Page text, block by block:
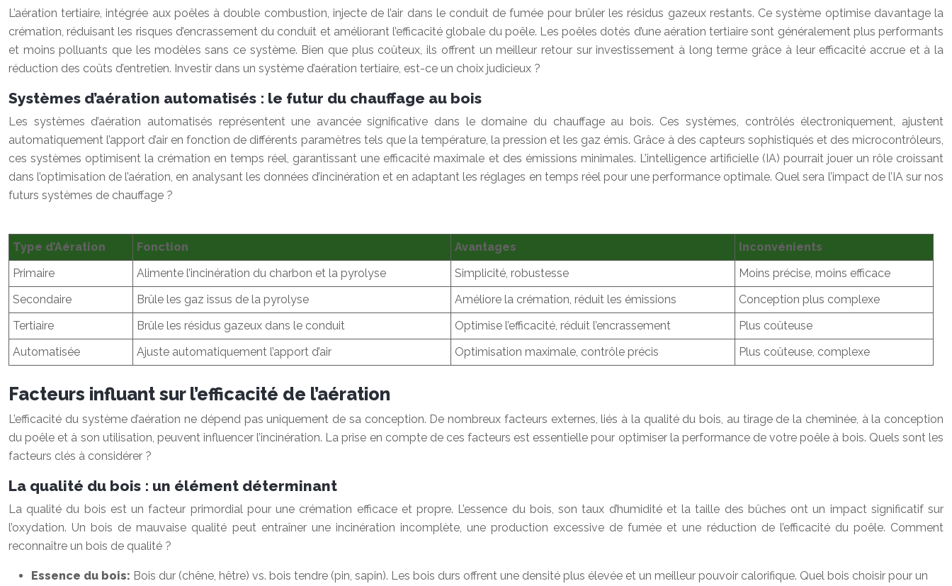
L’aération tertiaire, intégrée aux poêles à double combustion, injecte de l’air dans le conduit de fumée pour brûler les résidus gazeux restants. Ce système optimise davantage la
crémation, réduisant les risques d’encrassement du conduit et améliorant l’efficacité globale du poêle. Les poêles dotés d’une aération tertiaire sont généralement plus performants
et moins polluants que les modèles sans ce système. Bien que plus coûteux, ils offrent un meilleur retour sur investissement à long terme grâce à leur efficacité accrue et à la
réduction des coûts d’entretien. Investir dans un système d’aération tertiaire, est-ce un choix judicieux ?
Systèmes d’aération automatisés : le futur du chauffage au bois
Les systèmes d’aération automatisés représentent une avancée significative dans le domaine du chauffage au bois. Ces systèmes, contrôlés électroniquement, ajustent
automatiquement l’apport d’air en fonction de différents paramètres tels que la température, la pression et les gaz émis. Grâce à des capteurs sophistiqués et des microcontrôleurs,
ces systèmes optimisent la crémation en temps réel, garantissant une efficacité maximale et des émissions minimales. L’intelligence artificielle (IA) pourrait jouer un rôle croissant
dans l’optimisation de l’aération, en analysant les données d’incinération et en adaptant les réglages en temps réel pour une performance optimale. Quel sera l’impact de l’IA sur nos
futurs systèmes de chauffage ?
Type d’Aération Fonction Avantages
Inconvénients
Primaire
Alimente l’incinération du charbon et la pyrolyse Simplicité, robustesse
Moins précise, moins efficace
Secondaire
Brûle les gaz issus de la pyrolyse Améliore la crémation, réduit les émissions
Conception plus complexe
Tertiaire
Brûle les résidus gazeux dans le conduit Optimise l’efficacité, réduit l’encrassement
Plus coûteuse
Automatisée
Ajuste automatiquement l’apport d’air Optimisation maximale, contrôle précis Plus coûteuse, complexe
Facteurs influant sur l’efficacité de l’aération
L’efficacité du système d’aération ne dépend pas uniquement de sa conception. De nombreux facteurs externes, liés à la qualité du bois, au tirage de la cheminée, à la conception
du poêle et à son utilisation, peuvent influencer l’incinération. La prise en compte de ces facteurs est essentielle pour optimiser la performance de votre poêle à bois. Quels sont les
facteurs clés à considérer ?
La qualité du bois : un élément déterminant
La qualité du bois est un facteur primordial pour une crémation efficace et propre. L’essence du bois, son taux d’humidité et la taille des bûches ont un impact significatif sur
l’oxydation. Un bois de mauvaise qualité peut entraîner une incinération incomplète, une production excessive de fumée et une réduction de l’efficacité du poêle. Comment
reconnaître un bois de qualité ?
Essence du bois: Bois dur (chêne, hêtre) vs. bois tendre (pin, sapin). Les bois durs offrent une densité plus élevée et un meilleur pouvoir calorifique. Quel bois choisir pour un